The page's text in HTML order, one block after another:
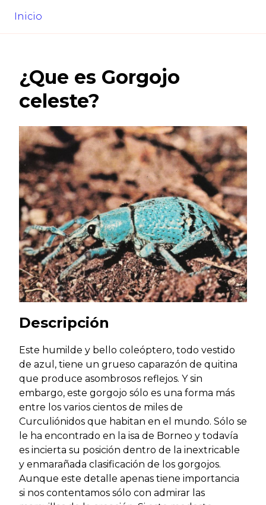
Inicio
¿Que es Gorgojo
celeste?
Descripción
Este humilde y bello coleóptero, todo vestido
de azul, tiene un grueso caparazón de quitina
que produce asombrosos reflejos. Y sin
embargo, este gorgojo sólo es una forma más
entre los varios cientos de miles de
Curculiónidos que habitan en el mundo. Sólo se
le ha encontrado en la isa de Borneo y todavía
es incierta su posición dentro de la inextricable
y enmarañada clasificación de los gorgojos.
Aunque este detalle apenas tiene importancia
si nos contentamos sólo con admirar las